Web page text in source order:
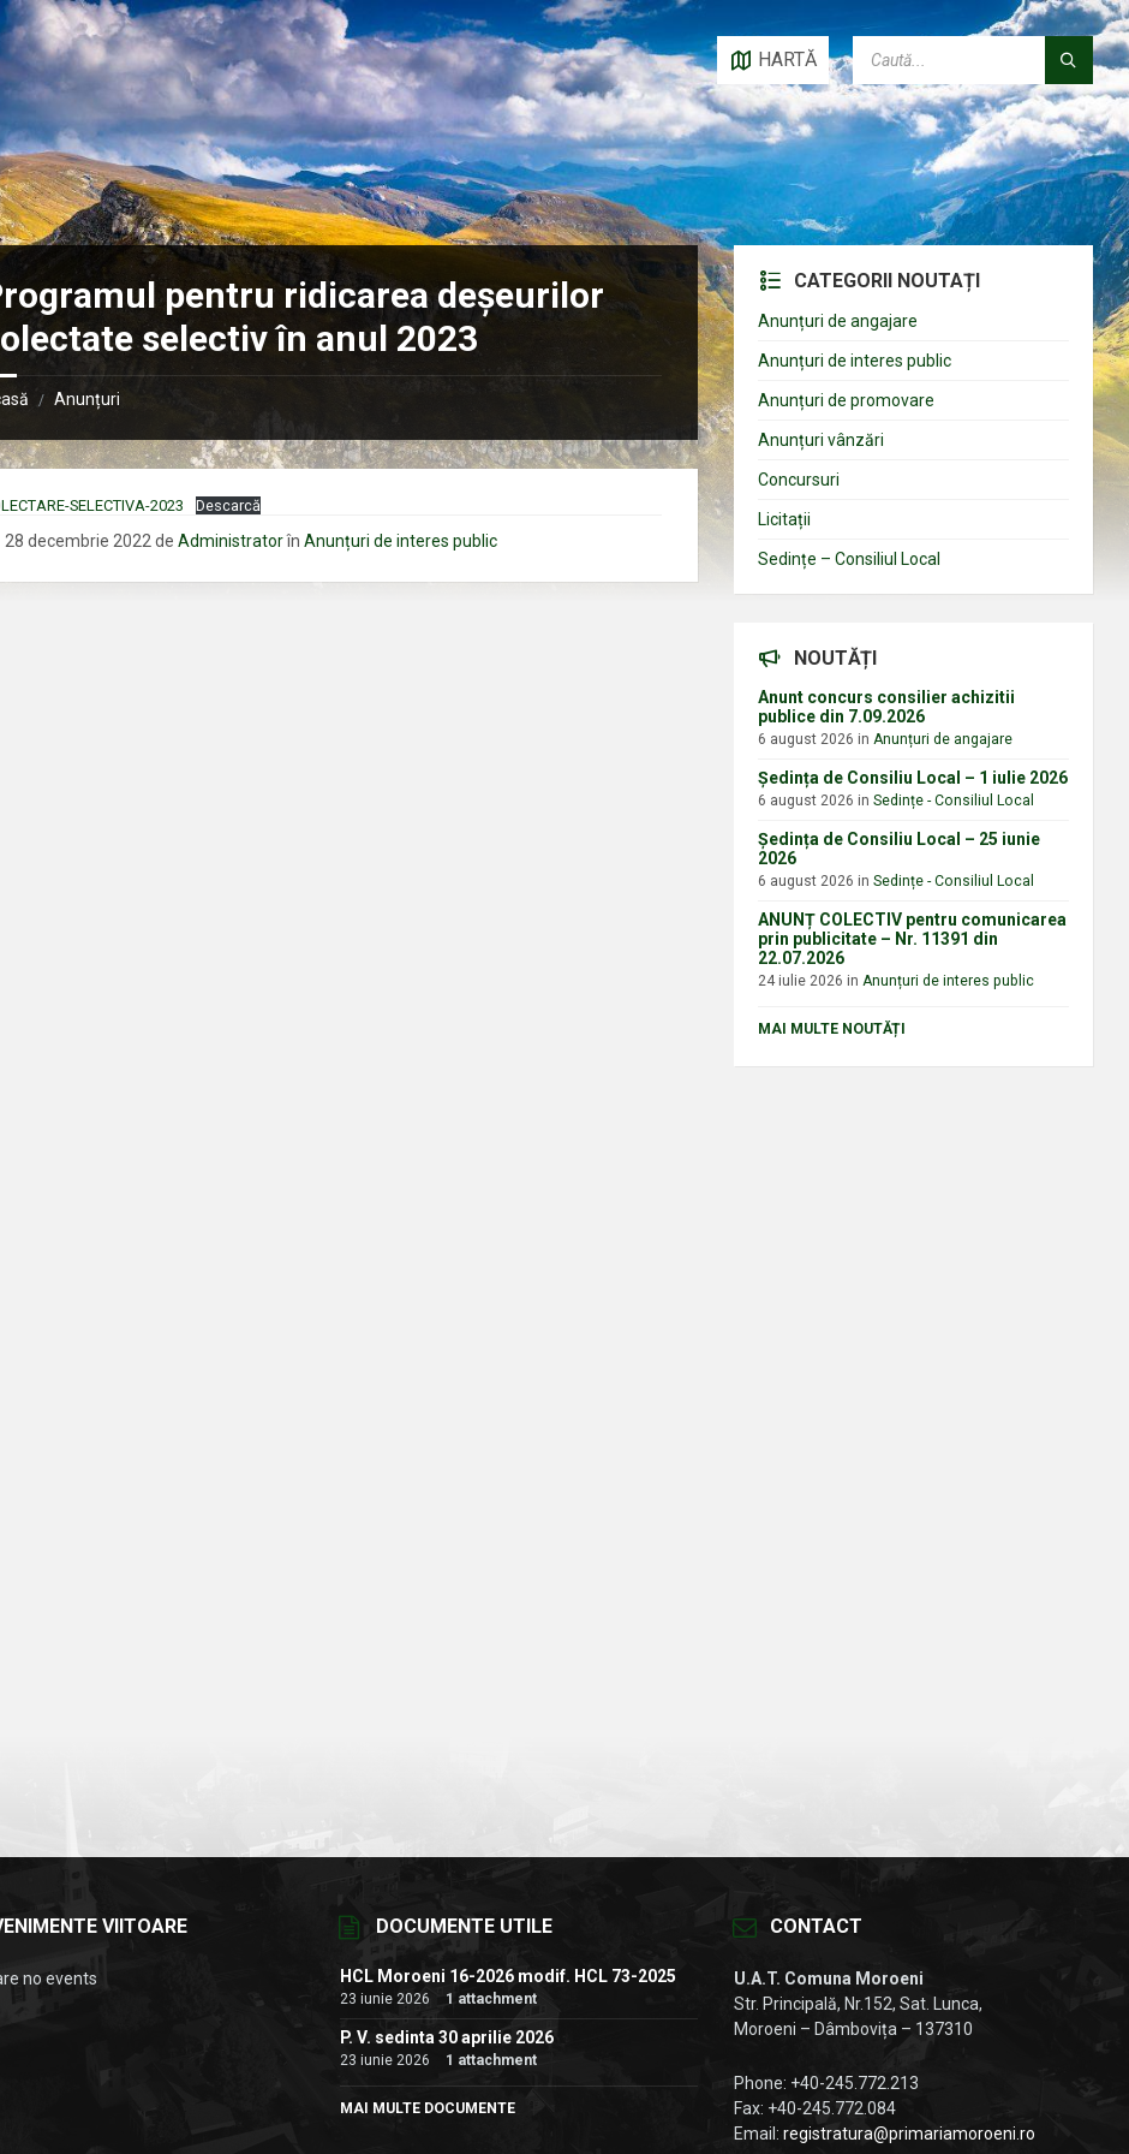
HARTĂ
pentru ridicarea deșeurilor
selectiv în anul 2023
/ Anunțuri
SELECTIVA-2023 Descarcă
28 decembrie 2022deAdministrator înAnunțuri de interes public
CATEGORII NOUTAȚI
Anunțuri de angajare
Anunțuri de interes public
Anunțuri de promovare
Anunțuri vânzări
Concursuri
Licitații
Sedințe – Consiliul Local
NOUTĂȚI
Anunt concurs consilier achizitii
publice din 7.09.2026
6 august 2026inAnunțuri de angajare
Ședința de Consiliu Local – 1 iulie 2026
6 august 2026inSedințe - Consiliul Local
Ședința de Consiliu Local – 25 iunie
2026
6 august 2026inSedințe - Consiliul Local
ANUNȚ COLECTIV pentru comunicarea
prin publicitate – Nr. 11391 din
22.07.2026
24 iulie 2026inAnunțuri de interes public
MAI MULTE NOUTĂȚI
VIITOARE
no events
DOCUMENTE UTILE
HCL Moroeni 16-2026 modif. HCL 73-2025
23 iunie 2026 1 attachment
P. V. sedinta 30 aprilie 2026
23 iunie 2026 1 attachment
MAI MULTE DOCUMENTE
CONTACT
U.A.T. Comuna Moroeni
Str. Principală, Nr.152, Sat. Lunca,
Moroeni – Dâmbovița – 137310
Phone: +40-245.772.213
Fax: +40-245.772.084
Email:registratura@primariamoroeni.ro